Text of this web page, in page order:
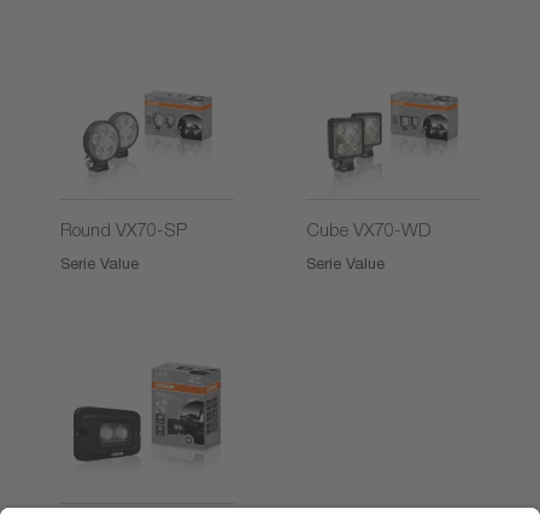
Round VX70-SP
Serie Value
Cube VX70-WD
Serie Value